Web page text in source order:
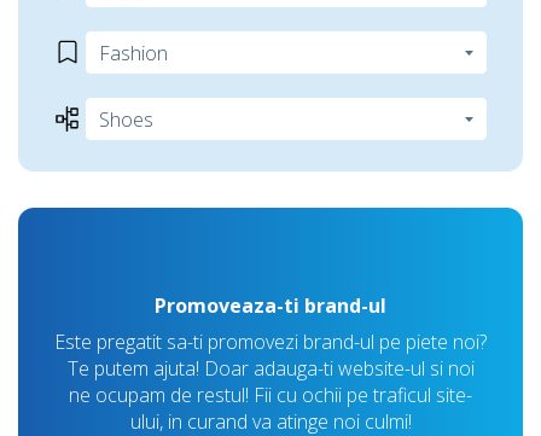
Promoveaza-ti brand-ul
Este pregatit sa-ti promovezi brand-ul pe piete noi?
Te putem ajuta! Doar adauga-ti website-ul si noi
ne ocupam de restul! Fii cu ochii pe traficul site-
ului, in curand va atinge noi culmi!